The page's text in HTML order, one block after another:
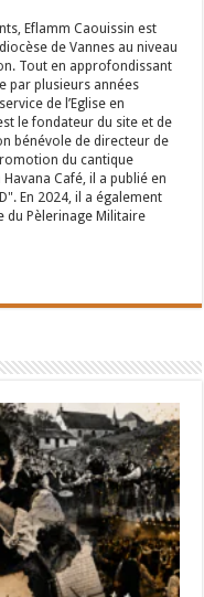
Eflamm Caouissin est
de Vannes au niveau
Tout en approfondissant
par plusieurs années
de l’Eglise en
le fondateur du site et de
bénévole de directeur de
du cantique
Café, il a publié en
En 2024, il a également
du Pèlerinage Militaire